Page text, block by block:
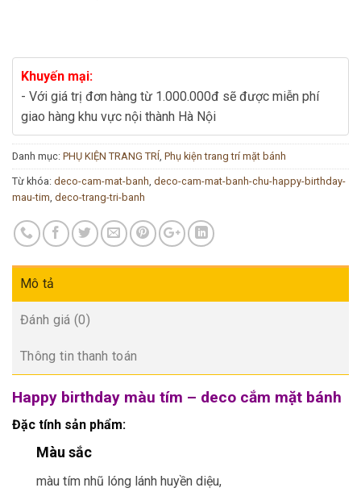
Khuyến mại:
- Với giá trị đơn hàng từ 1.000.000đ sẽ được miễn phí
giao hàng khu vực nội thành Hà Nội
Danh mục: PHỤ KIỆN TRANG TRÍ Phụ kiện trang trí mặt bánh
Từ khóa: deco-cam-mat-banh deco-cam-mat-banh-chu-happy-birthday-
mau-tim deco-trang-tri-banh
Mô tả
Đánh giá (0)
Thông tin thanh toán
Happy birthday màu tím – deco cắm mặt bánh
Đặc tính sản phẩm:
Màu sắc
màu tím nhũ lóng lánh huyền diệu,